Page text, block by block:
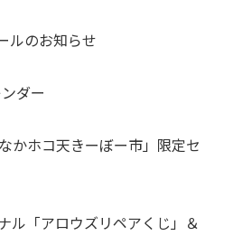
ルのお知らせ
ダー
かホコ天きーぼー市」限定セ
ル「アロウズリペアくじ」＆